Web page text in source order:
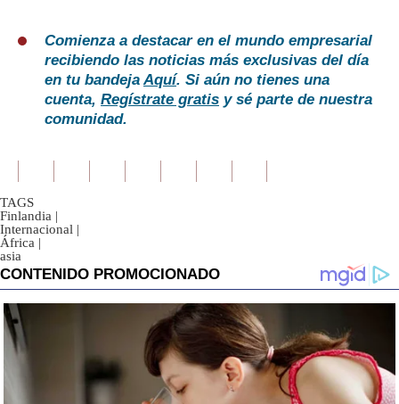
Comienza a destacar en el mundo empresarial
recibiendo las noticias más exclusivas del día
en tu bandejaAquí. Si aún no tienes una
cuenta, Regístrate gratis y sé parte de nuestra
comunidad.
TAGS
Finlandia |
Internacional |
África |
asia